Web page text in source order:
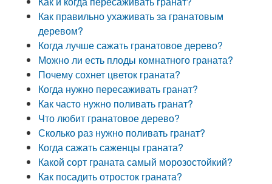
Как правильно ухаживать за гранатовым
деревом?
Когда лучше сажать гранатовое дерево?
Можно ли есть плоды комнатного граната?
Почему сохнет цветок граната?
Когда нужно пересаживать гранат?
Как часто нужно поливать гранат?
Что любит гранатовое дерево?
Сколько раз нужно поливать гранат?
Когда сажать саженцы граната?
Какой сорт граната самый морозостойкий?
Как посадить отросток граната?